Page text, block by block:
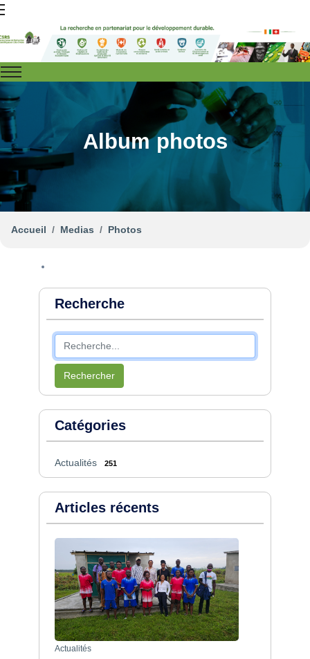
Album photos
Accueil Medias Photos
Recherche
Rechercher
Catégories
Actualités 251
Articles récents
Actualités